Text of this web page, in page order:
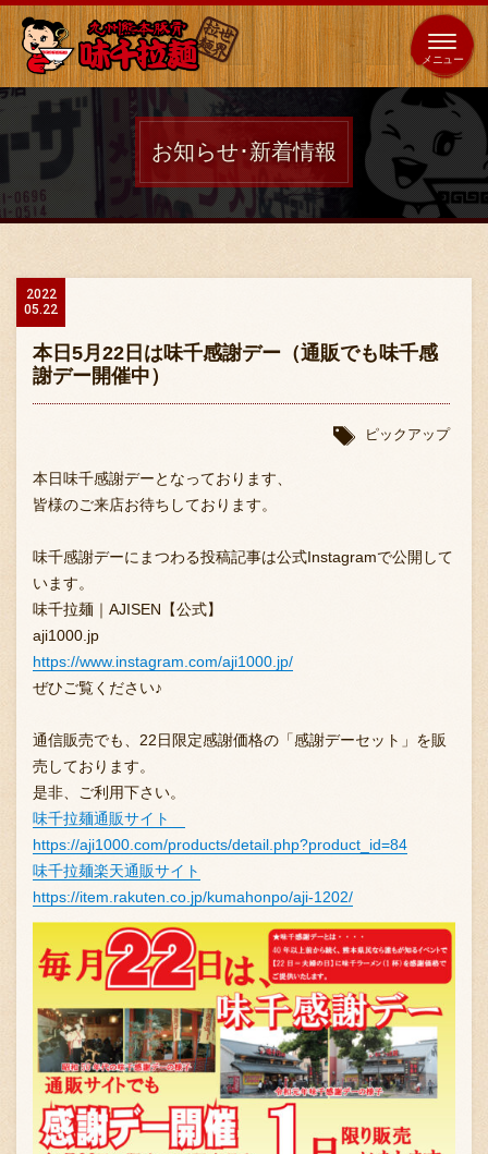
全国
展開 海外 653 店 64 店
ホーム
店舗案内
味千の取り組み
お問い合わせ
ブランド一覧
FC加盟店募集
お知らせ
採用情報
お知らせ･新着情報
2022
05.22
本日5月22日は味千感謝デー（通販でも味千感
謝デー開催中）
ピックアップ
本日味千感謝デーとなっております、
皆様のご来店お待ちしております。
味千感謝デーにまつわる投稿記事は公式Instagramで公開して
います。
味千拉麺｜AJISEN【公式】
aji1000.jp
https://www.instagram.com/aji1000.jp/
ぜひご覧ください♪
通信販売でも、22日限定感謝価格の「感謝デーセット」を販
売しております。
是非、ご利用下さい。
味千拉麺通販サイト
https://aji1000.com/products/detail.php?product_id=84
味千拉麺楽天通販サイト
https://item.rakuten.co.jp/kumahonpo/aji-1202/